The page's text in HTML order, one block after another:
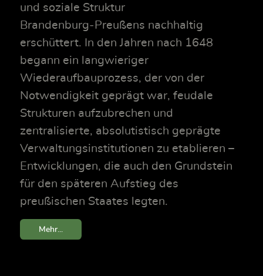
und soziale Struktur
Brandenburg‑Preußens nachhaltig
erschüttert. In den Jahren nach 1648
begann ein langwieriger
Wiederaufbauprozess, der von der
Notwendigkeit geprägt war, feudale
Strukturen aufzubrechen und
zentralisierte, absolutistisch geprägte
Verwaltungsinstitutionen zu etablieren –
Entwicklungen, die auch den Grundstein
für den späteren Aufstieg des
preußischen Staates legten.
Mehr...